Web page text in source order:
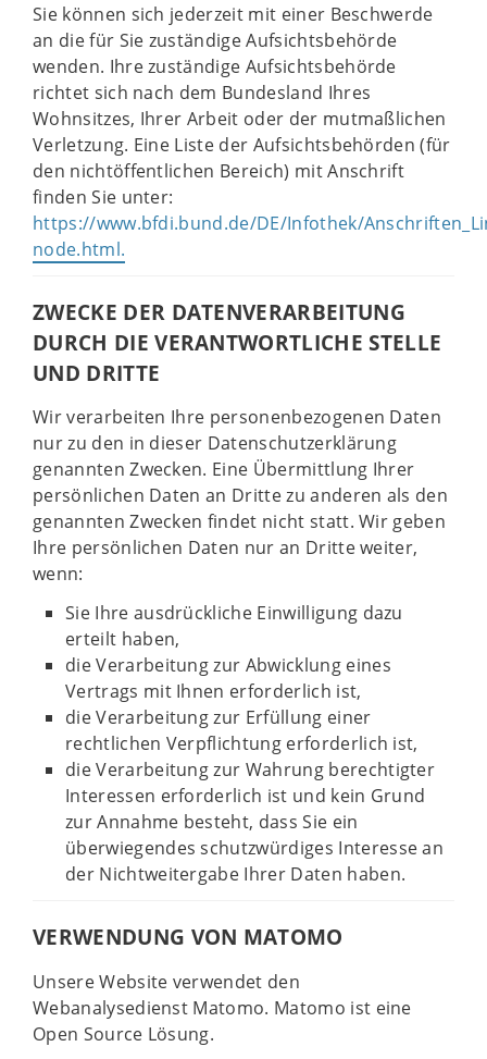
Sie können sich jederzeit mit einer Beschwerde
an die für Sie zuständige Aufsichtsbehörde
wenden. Ihre zuständige Aufsichtsbehörde
richtet sich nach dem Bundesland Ihres
Wohnsitzes, Ihrer Arbeit oder der mutmaßlichen
Verletzung. Eine Liste der Aufsichtsbehörden (für
den nichtöffentlichen Bereich) mit Anschrift
finden Sie unter:
https://www.bfdi.bund.de/DE/Infothek/
node.html.
ZWECKE DER DATENVERARBEITUNG
DURCH DIE VERANTWORTLICHE STELLE
UND DRITTE
Wir verarbeiten Ihre personenbezogenen Daten
nur zu den in dieser Datenschutzerklärung
genannten Zwecken. Eine Übermittlung Ihrer
persönlichen Daten an Dritte zu anderen als den
genannten Zwecken findet nicht statt. Wir geben
Ihre persönlichen Daten nur an Dritte weiter,
wenn:
Sie Ihre ausdrückliche Einwilligung dazu
erteilt haben,
die Verarbeitung zur Abwicklung eines
Vertrags mit Ihnen erforderlich ist,
die Verarbeitung zur Erfüllung einer
rechtlichen Verpflichtung erforderlich ist,
die Verarbeitung zur Wahrung berechtigter
Interessen erforderlich ist und kein Grund
zur Annahme besteht, dass Sie ein
überwiegendes schutzwürdiges Interesse an
der Nichtweitergabe Ihrer Daten haben.
VERWENDUNG VON MATOMO
Unsere Website verwendet den
Webanalysedienst Matomo. Matomo ist eine
Open Source Lösung.